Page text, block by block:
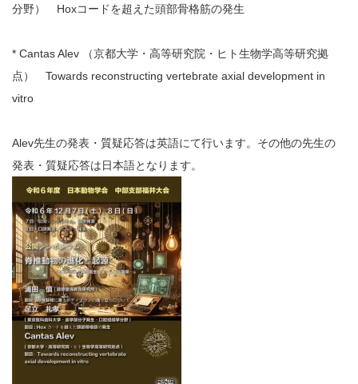
分野） Hoxコードを超えた頭部骨格筋の発生
* Cantas Alev （京都大学・高等研究院・ヒト生物学高等研究拠
点） Towards reconstructing vertebrate axial development in
vitro
Alev先生の発表・質疑応答は英語にて行います。その他の先生の
発表・質疑応答は日本語となります。